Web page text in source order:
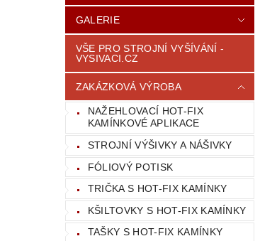
GALERIE
VŠE PRO STROJNÍ VYŠÍVÁNÍ -
VYSIVACI.CZ
ZAKÁZKOVÁ VÝROBA
NAŽEHLOVACÍ HOT-FIX
KAMÍNKOVÉ APLIKACE
STROJNÍ VÝŠIVKY A NÁŠIVKY
FÓLIOVÝ POTISK
TRIČKA S HOT-FIX KAMÍNKY
KŠILTOVKY S HOT-FIX KAMÍNKY
TAŠKY S HOT-FIX KAMÍNKY